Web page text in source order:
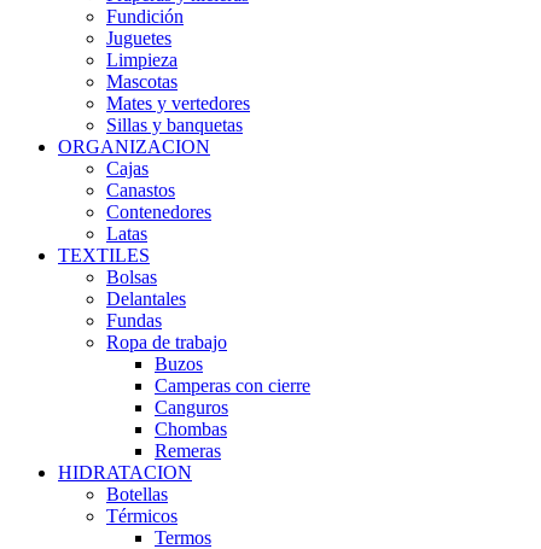
Fundición
Juguetes
Limpieza
Mascotas
Mates y vertedores
Sillas y banquetas
ORGANIZACION
Cajas
Canastos
Contenedores
Latas
TEXTILES
Bolsas
Delantales
Fundas
Ropa de trabajo
Buzos
Camperas con cierre
Canguros
Chombas
Remeras
HIDRATACION
Botellas
Térmicos
Termos